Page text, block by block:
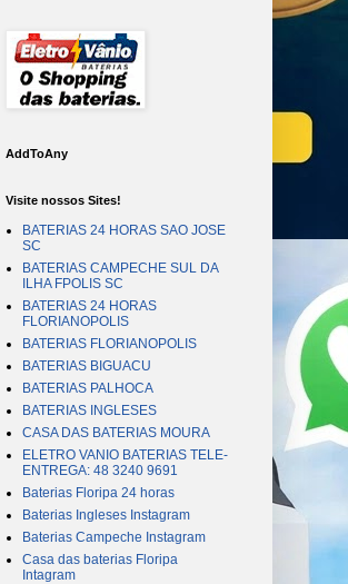
AddToAny
Visite nossos Sites!
BATERIAS 24 HORAS SAO JOSE
SC
BATERIAS CAMPECHE SUL DA
ILHA FPOLIS SC
BATERIAS 24 HORAS
FLORIANOPOLIS
BATERIAS FLORIANOPOLIS
BATERIAS BIGUACU
BATERIAS PALHOCA
BATERIAS INGLESES
CASA DAS BATERIAS MOURA
ELETRO VANIO BATERIAS TELE-
ENTREGA: 48 3240 9691
Baterias Floripa 24 horas
Baterias Ingleses Instagram
Baterias Campeche Instagram
Casa das baterias Floripa
Intagram